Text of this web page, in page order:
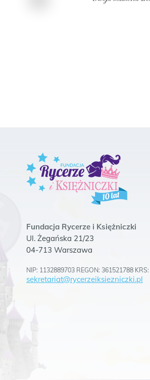
Fundacja Rycerze i Księżniczki
Ul. Żegańska 21/23
04-713 Warszawa
NIP: 1132889703 REGON: 361521788 KRS:
sekretariat@rycerzeiksiezniczki.pl